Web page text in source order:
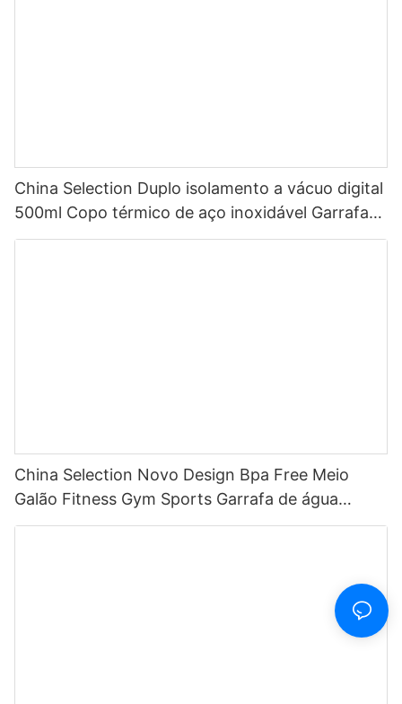
China Selection Duplo isolamento a vácuo digital
500ml Copo térmico de aço inoxidável Garrafa
de água inteligente com display de temperatura
China Selection Novo Design Bpa Free Meio
Galão Fitness Gym Sports Garrafa de água
motivacional de plástico transparente com